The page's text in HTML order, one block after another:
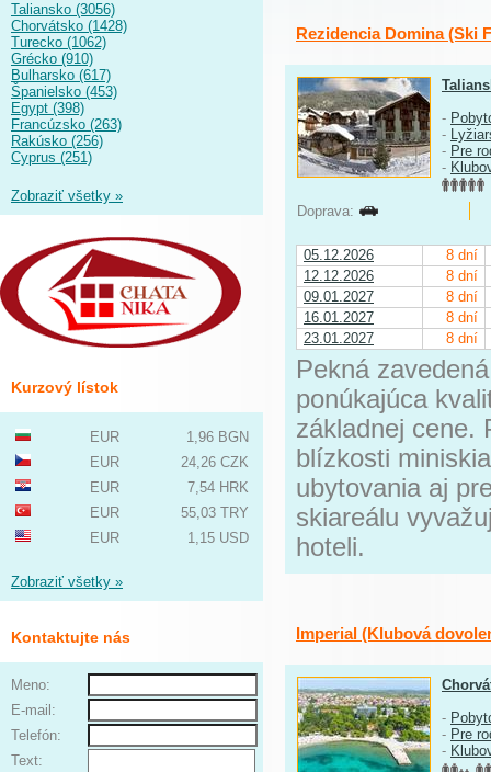
Taliansko (3056)
Chorvátsko (1428)
Turecko (1062)
Grécko (910)
Bulharsko (617)
Španielsko (453)
Egypt (398)
Francúzsko (263)
Rakúsko (256)
Cyprus (251)
Zobraziť všetky »
Kurzový lístok
EUR
1,96 BGN
EUR
24,26 CZK
EUR
7,54 HRK
EUR
55,03 TRY
EUR
1,15 USD
Zobraziť všetky »
Kontaktujte nás
Meno:
E-mail:
Telefón:
Text:
Rezidencia Domina (Ski
-
-
- Pre
-
Doprava:
05.12.2026
8 dní
12.12.2026
8 dní
09.01.2027
8 dní
16.01.2027
8 dní
23.01.2027
8 dní
Pekná
ponúkajúca
základnej cene.
blízkosti
ubytovania aj
skiareálu
hoteli.
Imperial (Klubová
-
- Pre
-